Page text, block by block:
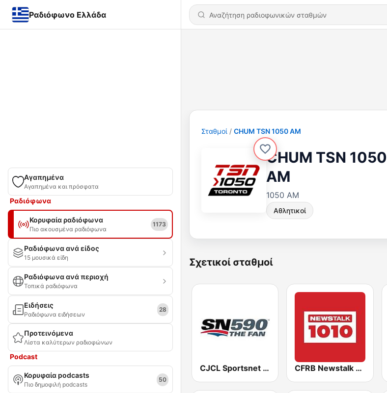
Ραδιόφωνο Ελλάδα
Αγαπημένα
Αγαπημένα και πρόσφατα
Ραδιόφωνα
Κορυφαία ραδιόφωνα
Πιο ακουσμένα ραδιόφωνα
1173
Ραδιόφωνα ανά είδος
15 μουσικά είδη
Ραδιόφωνα ανά περιοχή
Τοπικά ραδιόφωνα
Ειδήσεις
Ραδιόφωνα ειδήσεων
28
Προτεινόμενα
Λίστα καλύτερων ραδιοφώνων
Podcast
Κορυφαία podcasts
Πιο δημοφιλή podcasts
50
Σταθμοί CHUM TSN 1050 AM
CHUM TSN 1050
AM
1050 AM
Αθλητικοί
Σχετικοί σταθμοί
CJCL Sportsnet 590 The Fan CFRB Newstalk 1010